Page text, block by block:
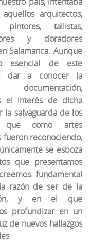
arquitectos,
pintores, tallistas,
y doradores
Salamanca. Aunque
esencial de este
dar a conocer la
el interés de dicha
la salvaguarda de los
que como artes
fueron reconociendo,
se esboza
que presentamos
fundamental
razón de ser de la
y en el que
profundizar en un
de nuevos hallazgos